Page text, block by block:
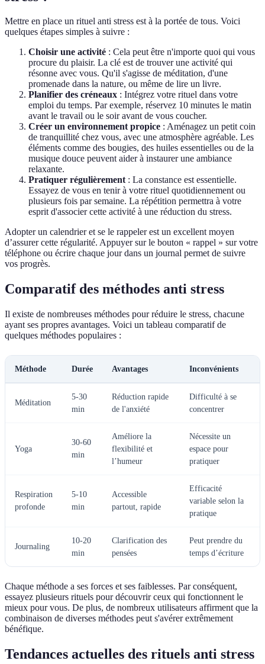
Mettre en place un rituel anti stress est à la portée de tous. Voici
quelques étapes simples à suivre :
Choisir une activité : Cela peut être n'importe quoi qui vous
procure du plaisir. La clé est de trouver une activité qui
résonne avec vous. Qu'il s'agisse de méditation, d'une
promenade dans la nature, ou même de lire un livre.
Planifier des créneaux : Intégrez votre rituel dans votre
emploi du temps. Par exemple, réservez 10 minutes le matin
avant le travail ou le soir avant de vous coucher.
Créer un environnement propice : Aménagez un petit coin
de tranquillité chez vous, avec une atmosphère agréable. Les
éléments comme des bougies, des huiles essentielles ou de la
musique douce peuvent aider à instaurer une ambiance
relaxante.
Pratiquer régulièrement: La constance est essentielle.
Essayez de vous en tenir à votre rituel quotidiennement ou
plusieurs fois par semaine. La répétition permettra à votre
esprit d'associer cette activité à une réduction du stress.
Adopter un calendrier et se le rappeler est un excellent moyen
d’assurer cette régularité. Appuyer sur le bouton « rappel » sur votre
téléphone ou écrire chaque jour dans un journal permet de suivre
vos progrès.
Comparatif des méthodes anti stress
Il existe de nombreuses méthodes pour réduire le stress, chacune
ayant ses propres avantages. Voici un tableau comparatif de
quelques méthodes populaires :
Méthode Durée Avantages Inconvénients
Méditation
5-30
min
Réduction rapide
de l'anxiété
Difficulté à se
concentrer
Yoga
30-60
min
Améliore la
flexibilité et
l’humeur
Nécessite un
espace pour
pratiquer
Respiration
profonde
5-10
min
Accessible
partout, rapide
Efficacité
variable selon la
pratique
Journaling
10-20
min
Clarification des
pensées
Peut prendre du
temps d’écriture
Chaque méthode a ses forces et ses faiblesses. Par conséquent,
essayez plusieurs rituels pour découvrir ceux qui fonctionnent le
mieux pour vous. De plus, de nombreux utilisateurs affirment que la
combinaison de diverses méthodes peut s'avérer extrêmement
bénéfique.
Tendances actuelles des rituels anti stress